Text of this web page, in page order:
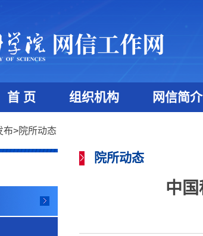
首 页 组织机构 网信简介
布>院所动态
院所动态
中